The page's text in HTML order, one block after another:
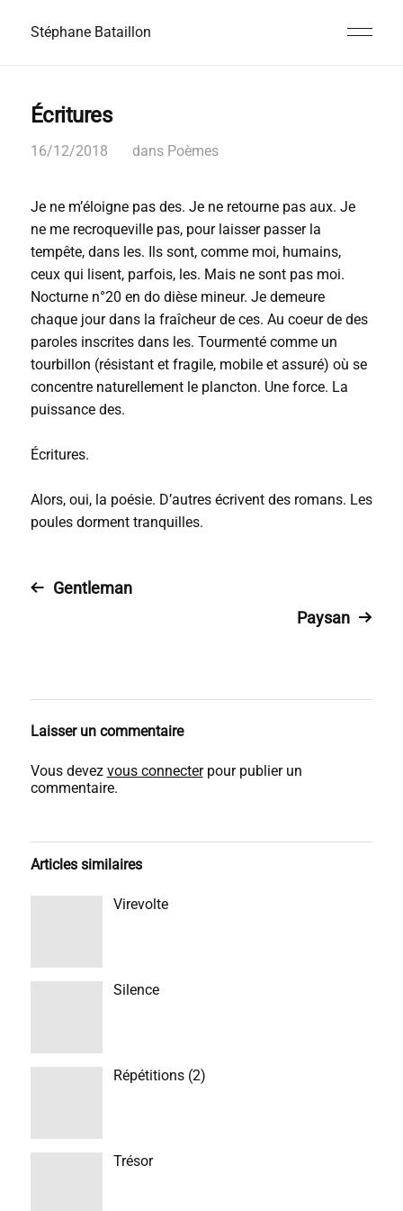
Stéphane Bataillon
Écritures
16/12/2018 dans Poèmes
Je ne m’éloigne pas des. Je ne retourne pas aux. Je
ne me recroqueville pas, pour laisser passer la
tempête, dans les. Ils sont, comme moi, humains,
ceux qui lisent, parfois, les. Mais ne sont pas moi.
Nocturne n°20 en do dièse mineur. Je demeure
chaque jour dans la fraîcheur de ces. Au coeur de des
paroles inscrites dans les. Tourmenté comme un
tourbillon (résistant et fragile, mobile et assuré) où se
concentre naturellement le plancton. Une force. La
puissance des.
Écritures.
Alors, oui, la poésie. D’autres écrivent des romans. Les
poules dorment tranquilles.
Gentleman
Paysan
Laisser un commentaire
Vous devez vous connecterpour publier un
commentaire.
Articles similaires
Virevolte
Silence
Répétitions (2)
Trésor